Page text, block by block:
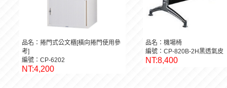
品名：捲門式公文櫃[橫向捲門使用參
考]
編號：CP-6202
NT:4,200
品名：機場椅
編號：CP-820B-2H黑透氣皮
NT:8,400